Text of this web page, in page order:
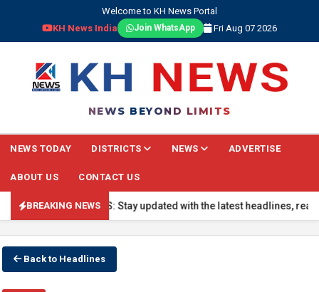
Welcome to KH News Portal
KH News India
Join WhatsApp Fri Aug 07 2026
NEWS BEYOND LIMITS
NEWS TODAY DISTRICTS NEWS ADVERTISE
ABOUT US CONTACT US
BREAKING NEWS
NEWS: Stay updated with the latest headlines, real-
Back to Headlines